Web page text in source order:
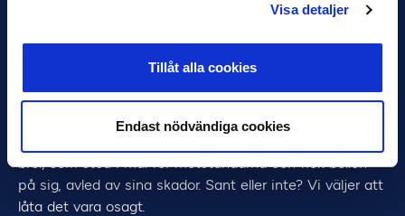
Visa detaljer
Tillåt alla cookies
Endast nödvändiga cookies
så hårt att den blev oval. Långt efter hans aktiva karriär
tog slut så fortsatte historierna att berättas, som den
från en pojke på 1950-talet i Göteborg som kunde ta
bror, som stod i mål för motståndarna och fick bollen
på sig, avled av sina skador. Sant eller inte? Vi väljer att
låta det vara osagt.